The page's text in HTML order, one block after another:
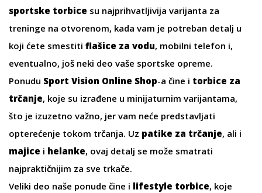
sportske torbice su najprihvatljivija varijanta za
treninge na otvorenom, kada vam je potreban detalj u
koji ćete smestiti flašice za vodu, mobilni telefon i,
eventualno, još neki deo vaše sportske opreme.
Ponudu Sport Vision Online Shop-a čine i torbice za
trčanje, koje su izrađene u minijaturnim varijantama,
što je izuzetno važno, jer vam neće predstavljati
opterećenje tokom trčanja. Uz patike za trčanje, ali i
majice i helanke, ovaj detalj se može smatrati
najpraktičnijim za sve trkače.
Veliki deo naše ponude čine i lifestyle torbice, koje